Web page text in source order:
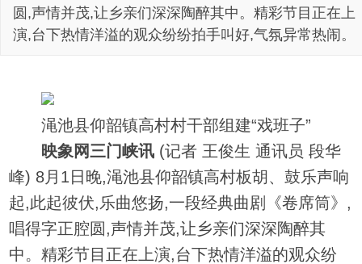
圆,声情并茂,让乡亲们深深陶醉其中。精彩节目正在上
演,台下热情洋溢的观众纷纷拍手叫好,气氛异常热闹。
渑池县仰韶镇高村村干部组建“戏班子”
映象网三门峡讯 (记者 王俊生 通讯员 段华
峰) 8月1日晚,渑池县仰韶镇高村板胡、鼓乐声响
起,此起彼伏,乐曲悠扬,一段经典曲剧《卷席筒》,
唱得字正腔圆,声情并茂,让乡亲们深深陶醉其
中。精彩节目正在上演,台下热情洋溢的观众纷